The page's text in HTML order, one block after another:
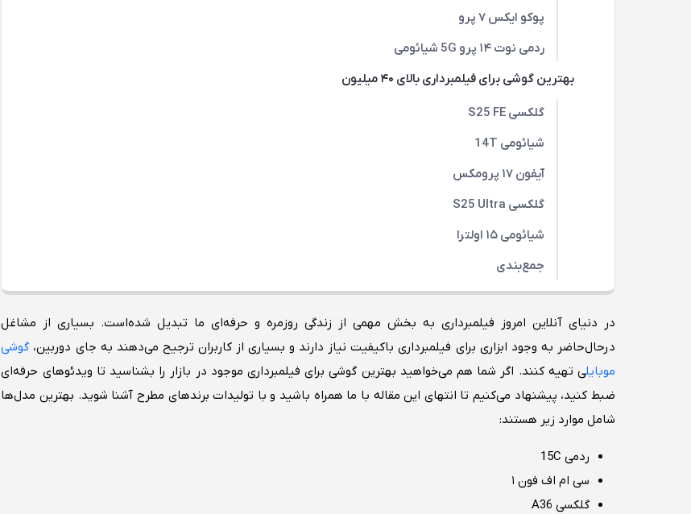
پوکو ایکس ۷ پرو
ردمی نوت ۱۴ پرو 5G شیائومی
بهترین گوشی برای فیلمبرداری بالای ۴۰ میلیون
گلکسی S25 FE
شیائومی 14T
آیفون ۱۷ پرومکس
گلکسی S25 Ultra
شیائومی ۱۵ اولترا
جمع‌بندی
در دنیای آنلاین امروز فیلمبرداری به بخش مهمی از زندگی روزمره و حرفه‌ای ما تبدیل شده‌است. بسیاری از مشاغل
درحال‌حاضر به وجود ابزاری برای فیلمبرداری باکیفیت نیاز دارند و بسیاری از کاربران ترجیح می‌دهند به جای دوربین، گوشی
موبایلی تهیه کنند. اگر شما هم می‌خواهید بهترین گوشی برای فیلمبرداری موجود در بازار را بشناسید تا ویدئوهای حرفه‌ای
ضبط کنید، پیشنهاد می‌کنیم تا انتهای این مقاله با ما همراه باشید و با تولیدات برندهای مطرح آشنا شوید. بهترین مدل‌ها
شامل موارد زیر هستند:
ردمی 15C
سی ام اف فون ۱
گلکسی A36